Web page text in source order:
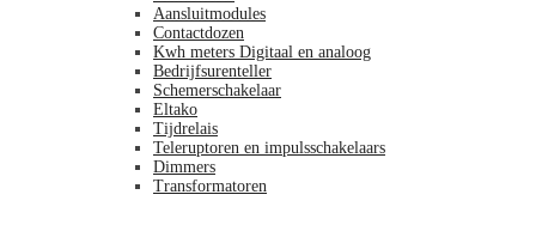
Aansluitmodules
Contactdozen
Kwh meters Digitaal en analoog
Bedrijfsurenteller
Schemerschakelaar
Eltako
Tijdrelais
Teleruptoren en impulsschakelaars
Dimmers
Transformatoren